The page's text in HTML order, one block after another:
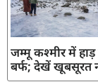
जम्मू कश्मीर में
बर्फ; देखें खूबसूरत